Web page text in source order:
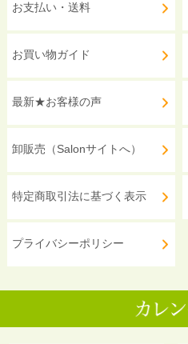
お支払い・送料
お買い物ガイド
最新★お客様の声
卸販売（Salonサイトへ）
特定商取引法に基づく表示
プライバシーポリシー